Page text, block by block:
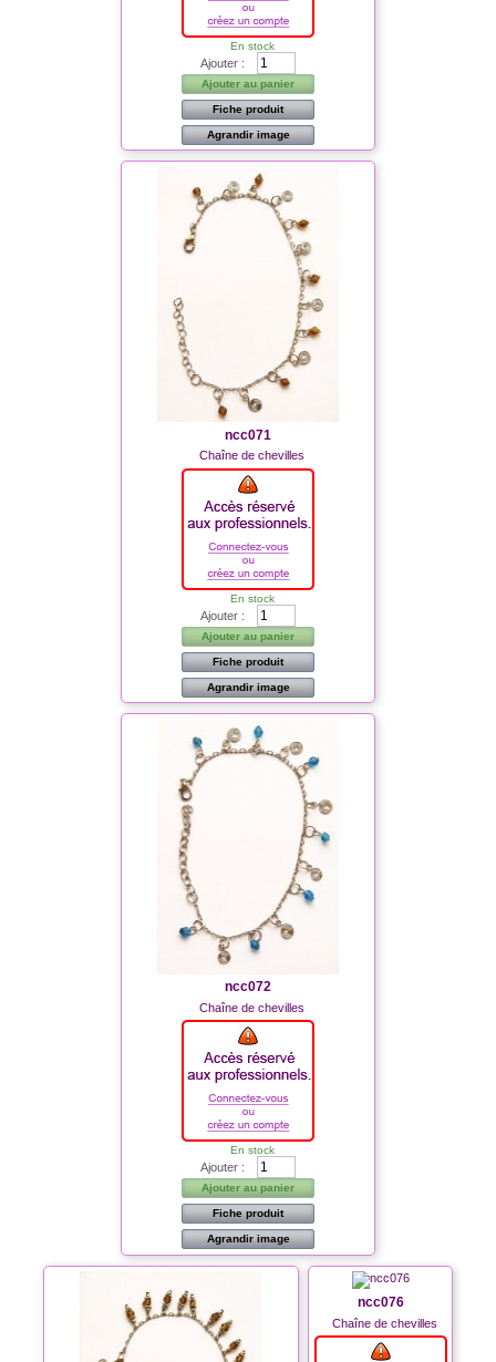
En stock
Ajouter :
Ajouter au panier
Fiche produit
Agrandir image
ncc071
Chaîne de chevilles
En stock
Ajouter :
Ajouter au panier
Fiche produit
Agrandir image
ncc072
Chaîne de chevilles
En stock
Ajouter :
Ajouter au panier
Fiche produit
Agrandir image
ncc076
Chaîne de chevilles